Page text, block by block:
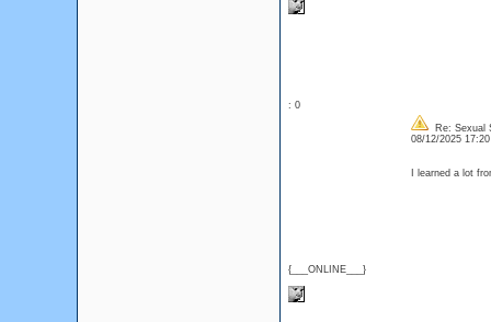
: 0
{___ONLINE___}
Re: Sexual
08/12/2025
I learned a lot